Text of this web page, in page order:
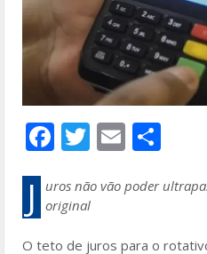
F
ac
e
b
T
w
itt
E
m
ai ar
J
uros não vão poder
original
O teto de juros para o